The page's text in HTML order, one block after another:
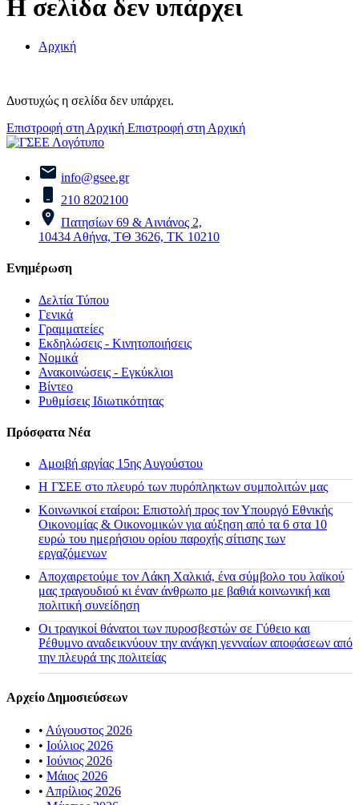
Η σελίδα δεν υπάρχει
Αρχική
Δυστυχώς η σελίδα δεν υπάρχει.
Επιστροφή στη Αρχική Επιστροφή στη Αρχική
info@gsee.gr
210 8202100
Πατησίων 69 & Αινιάνος 2,
10434 Αθήνα, ΤΘ 3626, ΤΚ 10210
Ενημέρωση
Δελτία Τύπου
Γενικά
Γραμματείες
Εκδηλώσεις - Κινητοποιήσεις
Νομικά
Ανακοινώσεις - Εγκύκλιοι
Βίντεο
Ρυθμίσεις Ιδιωτικότητας
Πρόσφατα Νέα
Αμοιβή αργίας 15ης Αυγούστου
H ΓΣΕΕ στο πλευρό των πυρόπληκτων συμπολιτών μας
Κοινωνικοί εταίροι: Επιστολή προς τον Υπουργό Εθνικής
Οικονομίας & Οικονομικών για αύξηση από τα 6 στα 10
ευρώ του ημερήσιου ορίου παροχής σίτισης των
εργαζόμενων
Αποχαιρετούμε τον Λάκη Χαλκιά, ένα σύμβολο του λαϊκού
μας τραγουδιού κι έναν άνθρωπο με βαθιά κοινωνική και
πολιτική συνείδηση
Οι τραγικοί θάνατοι των πυροσβεστών σε Γύθειο και
Ρέθυμνο αναδεικνύουν την ανάγκη γενναίων αποφάσεων από
την πλευρά της πολιτείας
Αρχείο Δημοσιεύσεων
• Αύγουστος 2026
• Ιούλιος 2026
• Ιούνιος 2026
• Μάιος 2026
• Απρίλιος 2026